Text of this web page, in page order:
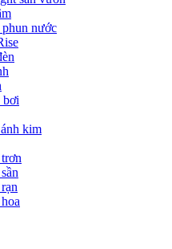
nước
bơi
kim